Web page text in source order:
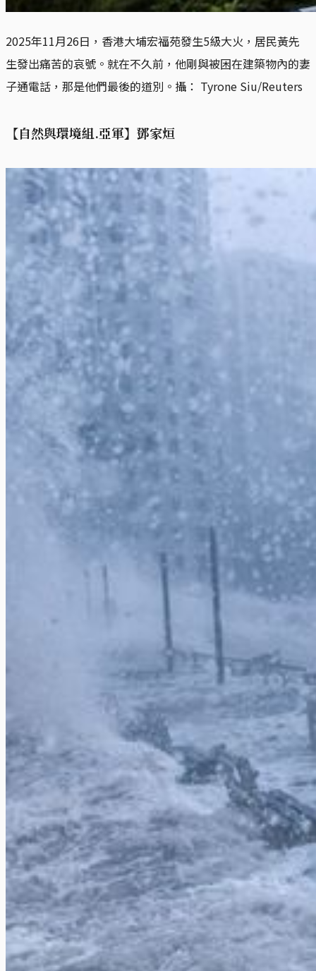
2025年11月26日，香港大埔宏福苑發生5級大火，居民黃先
生發出痛苦的哀號。就在不久前，他剛與被困在建築物內的妻
子通電話，那是他們最後的道別。攝： Tyrone Siu/Reuters
【自然與環境組.亞軍】鄧家烜